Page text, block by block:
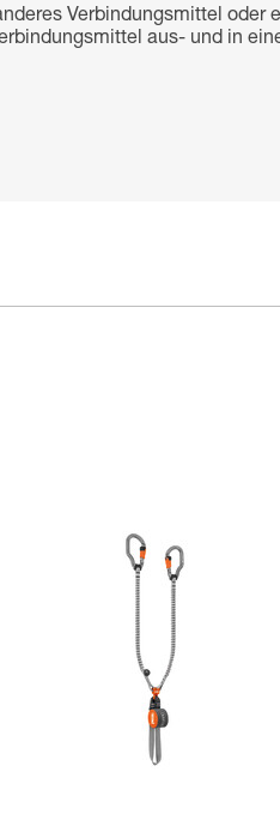
Verbindungsmittel oder
aus- und in